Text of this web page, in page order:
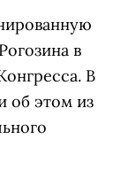
в
В
об этом из